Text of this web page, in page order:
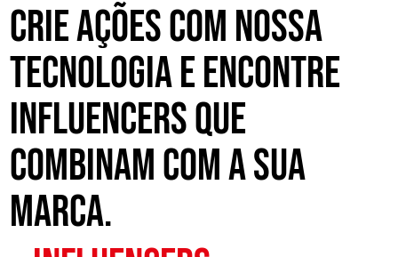
Crie ações com nossa
tecnologia e encontre
influencers que
combinam com a sua
marca.